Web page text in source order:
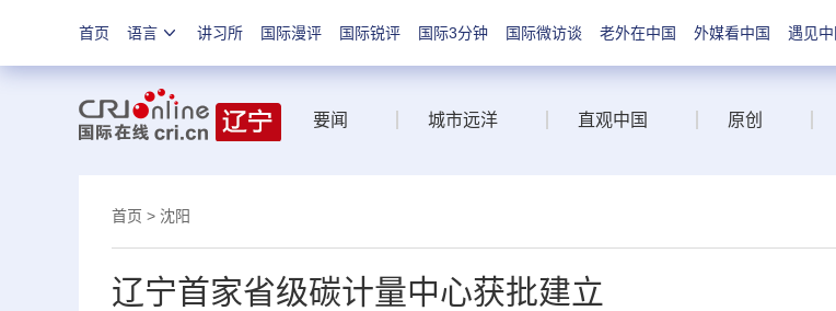
首页 语言 讲习所 国际漫评 国际锐评 国际3分钟 国际微访谈 老外在中国 外媒看中国 遇见中
要闻 城市远洋 直观中国 原创
首页 > 沈阳
辽宁首家省级碳计量中心获批建立